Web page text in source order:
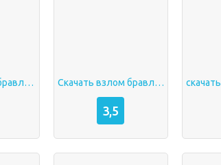
скачать взлом бравл старс Скачать взлом бравл старс
3,5